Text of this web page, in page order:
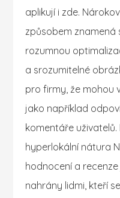
aplikují i zde.
způsobem znamená
rozumnou
a srozumitelné
pro firmy, že mohou
jako například
komentáře
hyperlokální nátura
hodnocení a
nahrány lidmi, kteří